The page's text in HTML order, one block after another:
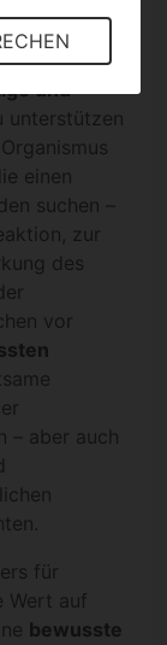
sind
und
unterstützen
einen
suchen –
zur
des
vor
– aber auch
für
Wert auf
bewusste